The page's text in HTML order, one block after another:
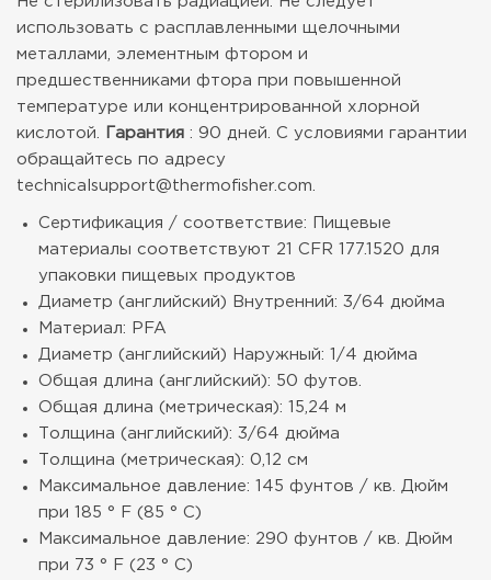
использовать с расплавленными щелочными
металлами, элементным фтором и
предшественниками фтора при повышенной
температуре или концентрированной хлорной
кислотой.
Гарантия : 90 дней. С условиями гарантии
обращайтесь по адресу
technicalsupport@thermofisher.com.
Сертификация / соответствие: Пищевые
материалы соответствуют 21 CFR 177.1520 для
упаковки пищевых продуктов
Диаметр (английский) Внутренний: 3/64 дюйма
Материал: PFA
Диаметр (английский) Наружный: 1/4 дюйма
Общая длина (английский): 50 футов.
Общая длина (метрическая): 15,24 м
Толщина (английский): 3/64 дюйма
Толщина (метрическая): 0,12 см
Максимальное давление: 145 фунтов / кв. Дюйм
при 185 ° F (85 ° C)
Максимальное давление: 290 фунтов / кв. Дюйм
при 73 ° F (23 ° C)